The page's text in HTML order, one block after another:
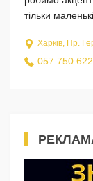
тільки
Харків, Пр.
057 750